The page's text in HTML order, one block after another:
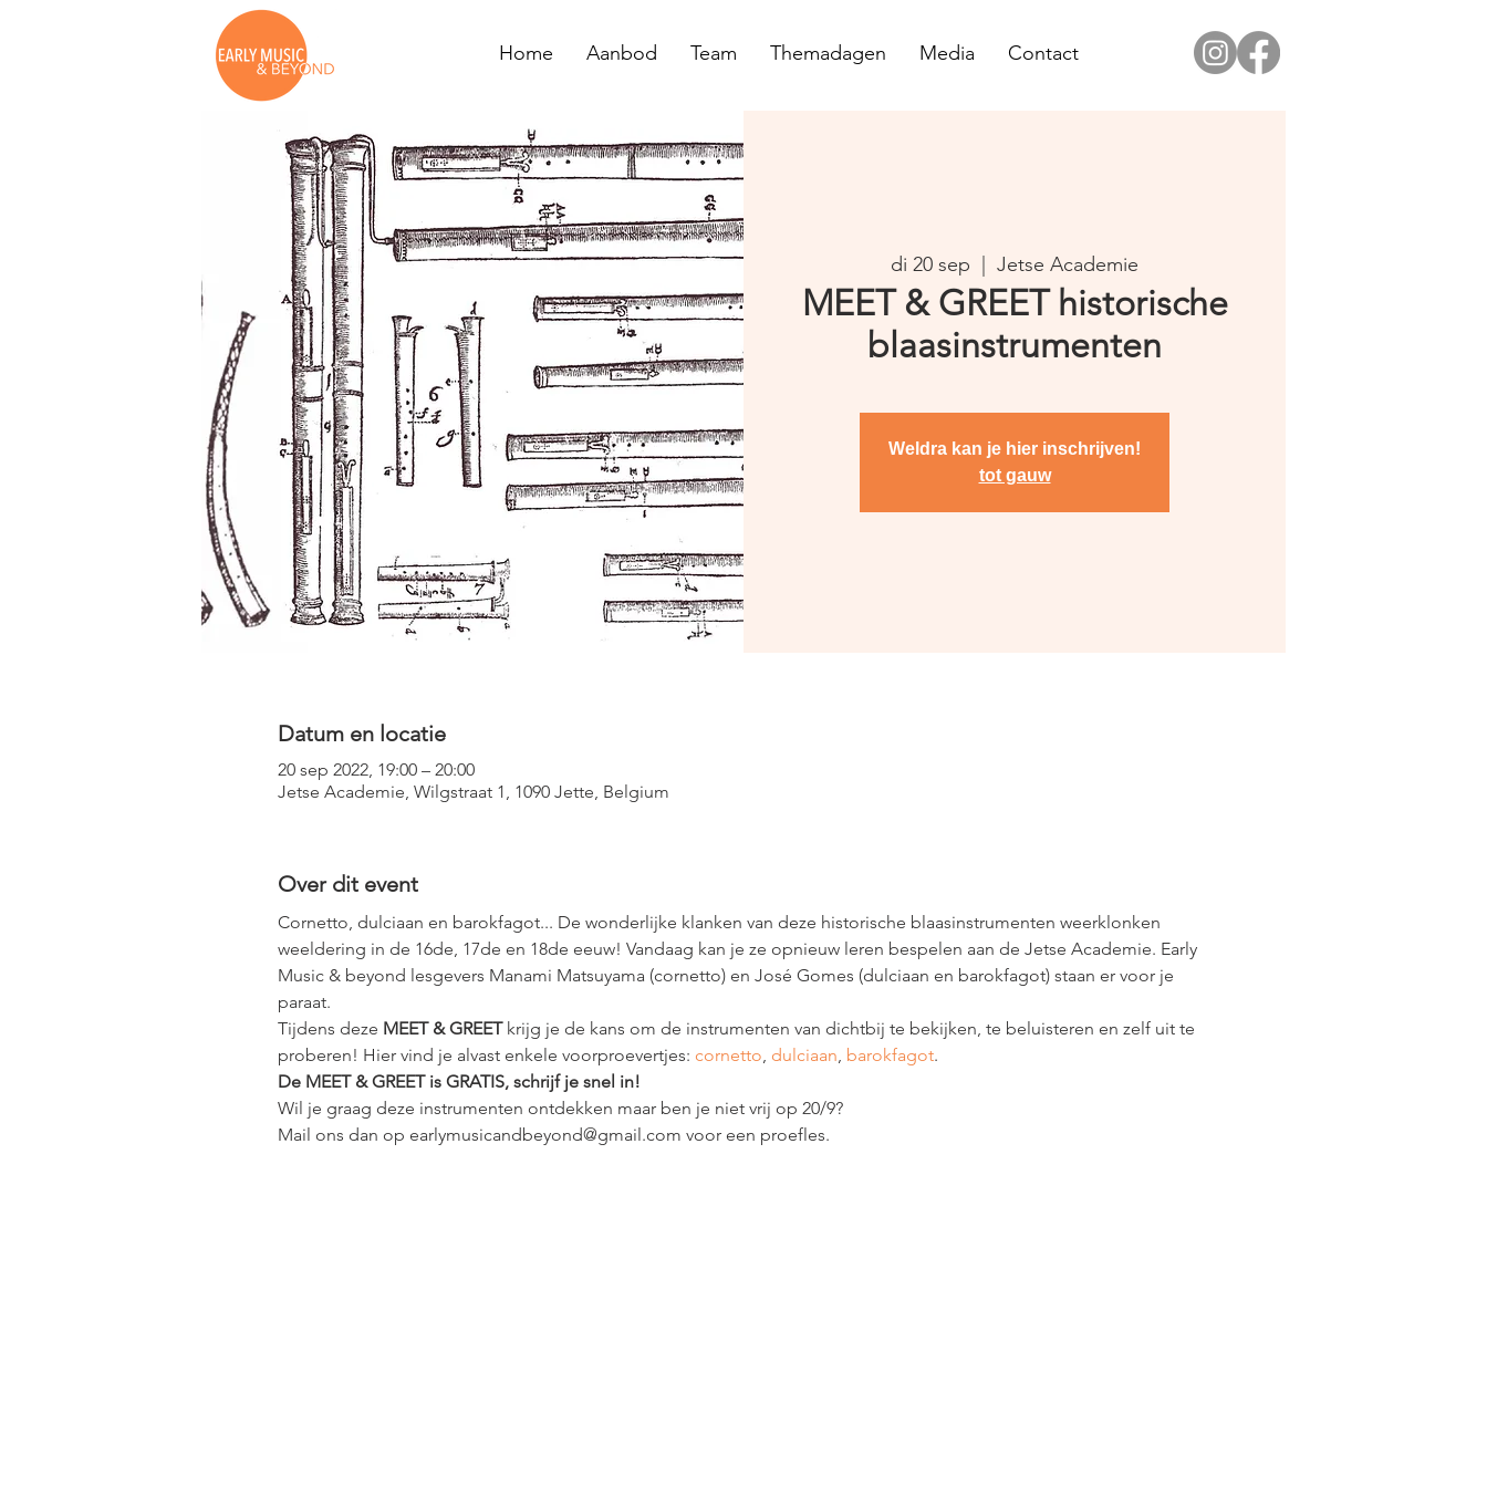
Home Aanbod Team Themadagen Media Contact
di 20 sep
  |
Jetse Academie
MEET & GREET historische
blaasinstrumenten
Weldra kan je hier inschrijven!
tot gauw
Datum en locatie
20 sep 2022, 19:00 – 20:00
Jetse Academie, Wilgstraat 1, 1090 Jette, Belgium
Over dit event
Cornetto, dulciaan en barokfagot... De wonderlijke klanken van deze historische blaasinstrumenten weerklonken
weeldering in de 16de, 17de en 18de eeuw! Vandaag kan je ze opnieuw leren bespelen aan de Jetse Academie. Early
Music & beyond lesgevers Manami Matsuyama (cornetto) en José Gomes (dulciaan en barokfagot) staan er voor je
paraat.
Tijdens deze MEET & GREET krijg je de kans om de instrumenten van dichtbij te bekijken, te beluisteren en zelf uit te
proberen! Hier vind je alvast enkele voorproevertjes: cornetto, dulciaan, barokfagot.
De MEET & GREET is GRATIS, schrijf je snel in!
Wil je graag deze instrumenten ontdekken maar ben je niet vrij op 20/9?
Mail ons dan op earlymusicandbeyond@gmail.com voor een proefles.